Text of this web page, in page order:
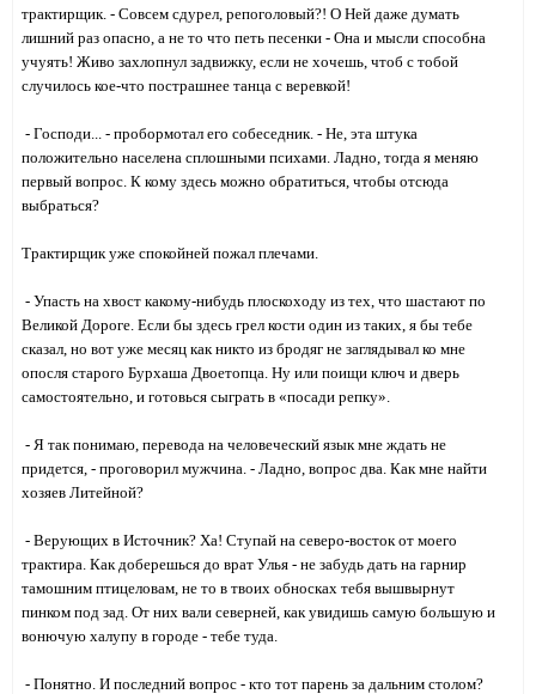
трактирщик. - Совсем сдурел, репоголовый?! О Ней даже думать
лишний раз опасно, а не то что петь песенки - Она и мысли способна
учуять! Живо захлопнул задвижку, если не хочешь, чтоб с тобой
случилось кое-что пострашнее танца с веревкой!
- Господи... - пробормотал его собеседник. - Не, эта штука
положительно населена сплошными психами. Ладно, тогда я меняю
первый вопрос. К кому здесь можно обратиться, чтобы отсюда
выбраться?
Трактирщик уже спокойней пожал плечами.
- Упасть на хвост какому-нибудь плоскоходу из тех, что шастают по
Великой Дороге. Если бы здесь грел кости один из таких, я бы тебе
сказал, но вот уже месяц как никто из бродяг не заглядывал ко мне
опосля старого Бурхаша Двоетопца. Ну или поищи ключ и дверь
самостоятельно, и готовься сыграть в «посади репку».
- Я так понимаю, перевода на человеческий язык мне ждать не
придется, - проговорил мужчина. - Ладно, вопрос два. Как мне найти
хозяев Литейной?
- Верующих в Источник? Ха! Ступай на северо-восток от моего
трактира. Как доберешься до врат Улья - не забудь дать на гарнир
тамошним птицеловам, не то в твоих обносках тебя вышвырнут
пинком под зад. От них вали северней, как увидишь самую большую и
вонючую халупу в городе - тебе туда.
- Понятно. И последний вопрос - кто тот парень за дальним столом?